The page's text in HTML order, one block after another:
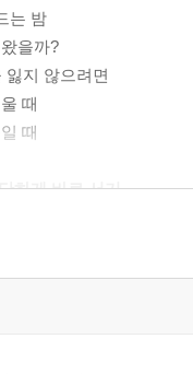
는 밤
을까?
잃지 않으려면
때
때
하게 바로 서기
한 나에게
질 때
리지 않는 법